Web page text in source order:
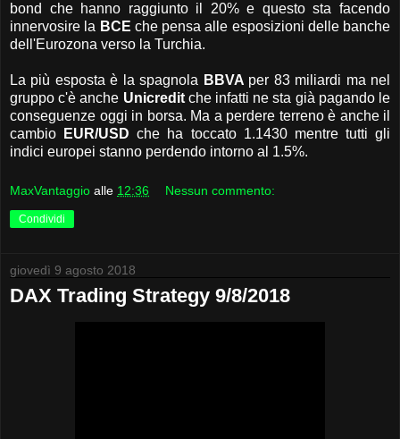
bond che hanno raggiunto il 20% e questo sta facendo
innervosire la BCE che pensa alle esposizioni delle banche
dell'Eurozona verso la Turchia.
La più esposta è la spagnola BBVA per 83 miliardi ma nel
gruppo c'è anche Unicredit che infatti ne sta già pagando le
conseguenze oggi in borsa. Ma a perdere terreno è anche il
cambio
EUR/USD che ha toccato 1.1430 mentre tutti gli
indici europei stanno perdendo intorno al 1.5%.
MaxVantaggio alle 12:36 Nessun commento:
Condividi
giovedì 9 agosto 2018
DAX Trading Strategy 9/8/2018